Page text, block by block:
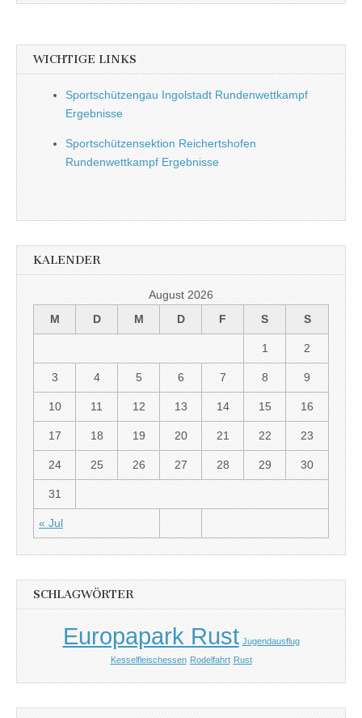
WICHTIGE LINKS
Sportschützengau Ingolstadt Rundenwettkampf
Ergebnisse
Sportschützensektion Reichertshofen
Rundenwettkampf Ergebnisse
KALENDER
August 2026
M
D M D F S S
« Jul
1 2
3 4 5 6 7 8 9
10 11 12 13 14 15 16
17 18 19 20 21 22 23
24 25 26 27 28 29 30
31
SCHLAGWÖRTER
Europapark Rust Jugendausflug
Kesselfleischessen Rodelfahrt Rust